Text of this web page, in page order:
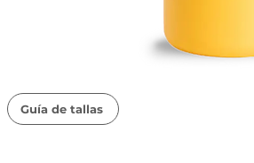
Guía de tallas